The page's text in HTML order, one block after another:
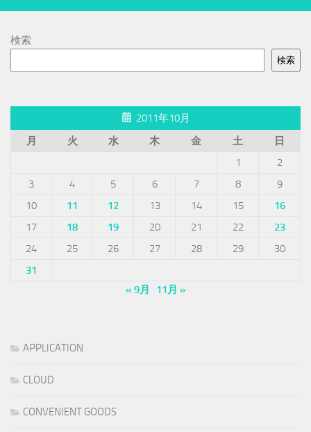
検索
検索
2011年10月
月
火 水 木 金 土
日
1
2
3
4 5 6 7 8
9
10
11 12 13 14 15
16
17
18 19 20 21 22
23
24
25 26 27 28 29
30
31
« 9月
11月 »
APPLICATION
CLOUD
CONVENIENT GOODS